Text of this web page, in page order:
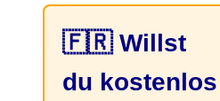
🇫🇷 Willst
du kostenlos